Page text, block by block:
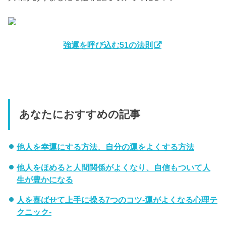
強運を呼び込む51の法則
あなたにおすすめの記事
他人を幸運にする方法、自分の運をよくする方法
他人をほめると人間関係がよくなり、自信もついて人
生が豊かになる
人を喜ばせて上手に操る7つのコツ-運がよくなる心理テ
クニック-